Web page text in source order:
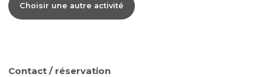
Choisir une autre activité
Contact / réservation